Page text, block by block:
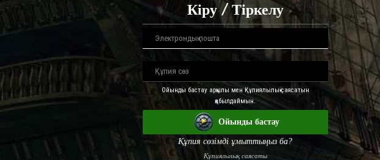
Кіру / Тіркелу
Ойынды бастау арқылы мен Құпиялылық саясатын
қабылдаймын.
Ойынды бастау
Құпия сөзімді ұмыттыңыз ба?
Құпиялылық саясаты